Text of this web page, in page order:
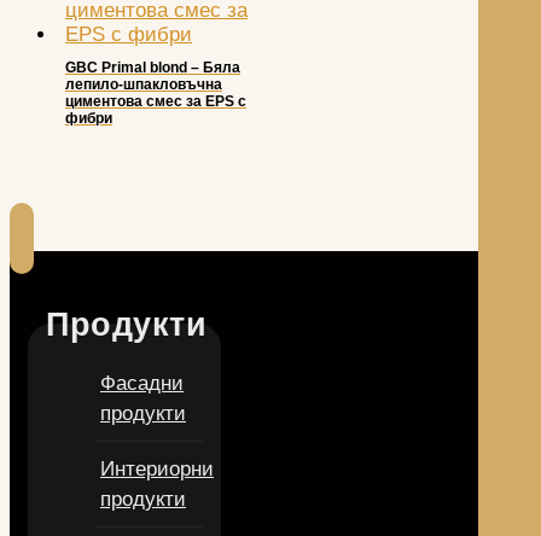
GBC Primal blond – Бяла
лепило-шпакловъчна
циментова смес за EPS с
фибри
Продукти
Фасадни
продукти
Интериорни
продукти